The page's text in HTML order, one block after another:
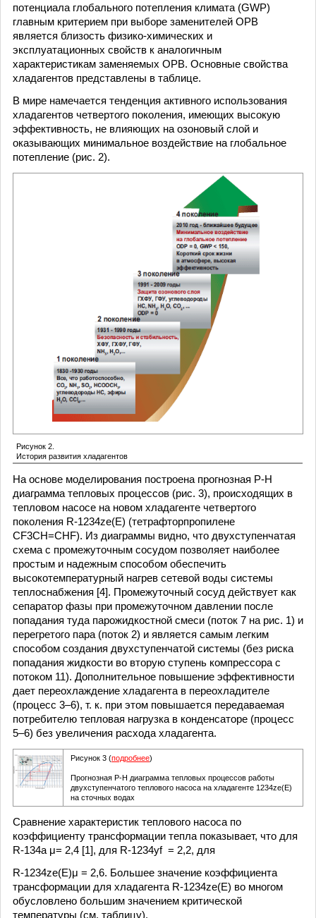
потенциала глобального потепления климата (GWP)
главным критерием при выборе заменителей ОРВ
является близость физико-химических и
эксплуатационных свойств к аналогичным
характеристикам заменяемых ОРВ. Основные свойства
хладагентов представлены в таблице.
В мире намечается тенденция активного использования
хладагентов четвертого поколения, имеющих высокую
эффективность, не влияющих на озоновый слой и
оказывающих минимальное воздействие на глобальное
потепление (рис. 2).
Рисунок 2.
История развития хладагентов
На основе моделирования построена прогнозная P-H
диаграмма тепловых процессов (рис. 3), происходящих в
тепловом насосе на новом хладагенте четвертого
поколения R-1234ze(E) (тетрафторпропилене
CF3CH=CHF). Из диаграммы видно, что двухступенчатая
схема с промежуточным сосудом позволяет наиболее
простым и надежным способом обеспечить
высокотемпературный нагрев сетевой воды системы
теплоснабжения [4]. Промежуточный сосуд действует как
сепаратор фазы при промежуточном давлении после
попадания туда парожидкостной смеси (поток 7 на рис. 1) и
перегретого пара (поток 2) и является самым легким
способом создания двухступенчатой системы (без риска
попадания жидкости во вторую ступень компрессора с
потоком 11). Дополнительное повышение эффективности
дает переохлаждение хладагента в переохладителе
(процесс 3–6), т. к. при этом повышается передаваемая
потребителю тепловая нагрузка в конденсаторе (процесс
5–6) без увеличения расхода хладагента.
Рисунок 3 (подробнее)
Прогнозная P-H диаграмма тепловых процессов работы
двухступенчатого теплового насоса на хладагенте 1234ze(E)
на сточных водах
Сравнение характеристик теплового насоса по
коэффициенту трансформации тепла показывает, что для
R-134а μ= 2,4 [1], для R-1234yf = 2,2, для
R-1234ze(E)μ = 2,6. Большее значение коэффициента
трансформации для хладагента R-1234ze(E) во многом
обусловлено большим значением критической
температуры (см. таблицу).